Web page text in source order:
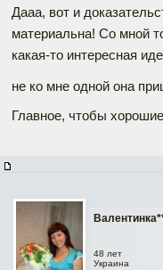
Дааа, вот и
материальна! Со мной
какая-то интересная
не ко мне одной она
Главное, чтобы
48 лет
Украина